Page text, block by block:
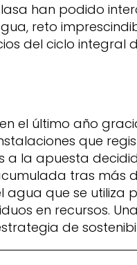
han podido
reto
del ciclo integral
el último año
que
a la apuesta
tras más
agua que se
en recursos.
de